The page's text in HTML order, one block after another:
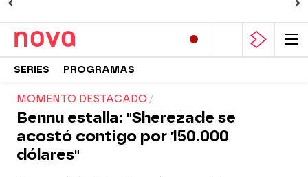
SERIES PROGRAMAS
MOMENTO DESTACADO
Bennu estalla: "Sherezade se
acostó contigo por 150.000
dólares"